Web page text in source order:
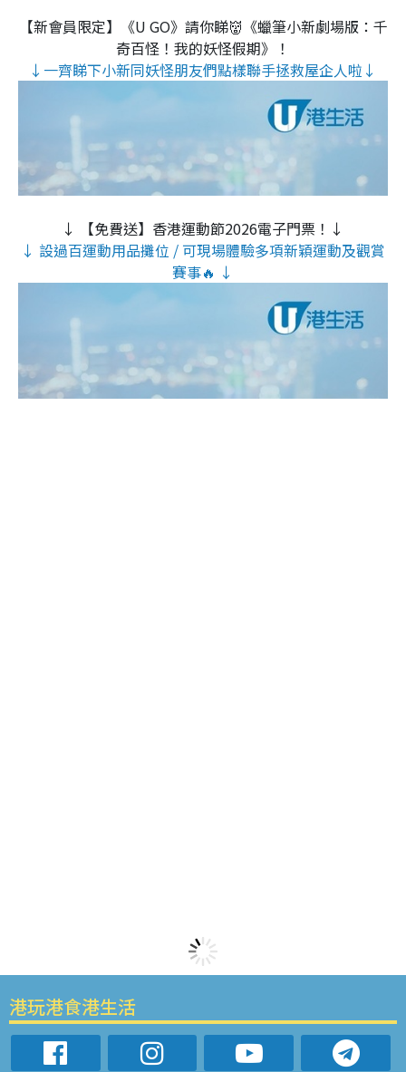
【新會員限定】《U GO》請你睇👹《蠟筆小新劇場版：千
奇百怪！我的妖怪假期》！
↓一齊睇下小新同妖怪朋友們點樣聯手拯救屋企人啦↓
↓ 【免費送】香港運動節2026電子門票！↓
↓ 設過百運動用品攤位 / 可現場體驗多項新穎運動及觀賞
賽事🔥 ↓
港玩港食港生活